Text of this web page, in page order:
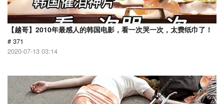
【越哥】2010年最感人的韩国电影，看一次哭一次，太费纸巾了！
# 371
2020-07-13 03:14